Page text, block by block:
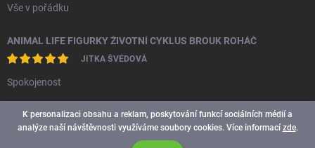
K personalizaci obsahu a reklam, poskytování funkcí sociálních médií a
analýze naší návštěvnosti využíváme soubory cookies. Více informacízde.
Vše v pořádku
ANIMAL LIFE FIGURKY ŽIVOTNÍ CYKLUS BROUK ROHÁČ
JITKA ŠVÉDOVÁ
Spokojenost